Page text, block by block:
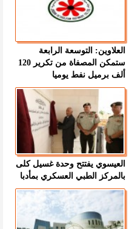
العلاوين: التوسعة الرابعة
ستمكن المصفاة من تكرير 120
ألف برميل نفط يوميا
العيسوي يفتتح وحدة غسيل كلى
بالمركز الطبي العسكري بمأدبا